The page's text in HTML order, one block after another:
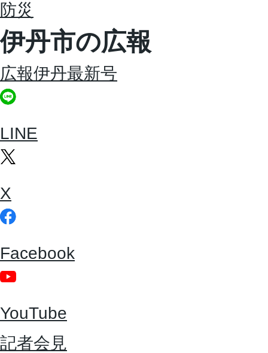
防災
伊丹市の広報
広報伊丹最新号
LINE
X
Facebook
YouTube
記者会見